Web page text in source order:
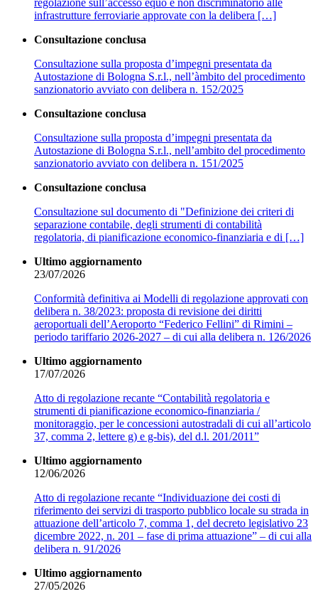
regolazione sull’accesso equo e non discriminatorio alle
infrastrutture ferroviarie approvate con la delibera […]
Consultazione conclusa
Consultazione sulla proposta d’impegni presentata da
Autostazione di Bologna S.r.l., nell’àmbito del procedimento
sanzionatorio avviato con delibera n. 152/2025
Consultazione conclusa
Consultazione sulla proposta d’impegni presentata da
Autostazione di Bologna S.r.l., nell’ambito del procedimento
sanzionatorio avviato con delibera n. 151/2025
Consultazione conclusa
Consultazione sul documento di "Definizione dei criteri di
separazione contabile, degli strumenti di contabilità
regolatoria, di pianificazione economico-finanziaria e di […]
Ultimo aggiornamento
23/07/2026
Conformità definitiva ai Modelli di regolazione approvati con
delibera n. 38/2023: proposta di revisione dei diritti
aeroportuali dell’Aeroporto “Federico Fellini” di Rimini –
periodo tariffario 2026-2027 – di cui alla delibera n. 126/2026
Ultimo aggiornamento
17/07/2026
Atto di regolazione recante “Contabilità regolatoria e
strumenti di pianificazione economico-finanziaria /
monitoraggio, per le concessioni autostradali di cui all’articolo
37, comma 2, lettere g) e g-bis), del d.l. 201/2011”
Ultimo aggiornamento
12/06/2026
Atto di regolazione recante “Individuazione dei costi di
riferimento dei servizi di trasporto pubblico locale su strada in
attuazione dell’articolo 7, comma 1, del decreto legislativo 23
dicembre 2022, n. 201 – fase di prima attuazione” – di cui alla
delibera n. 91/2026
Ultimo aggiornamento
27/05/2026